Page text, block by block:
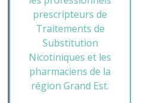
prescripteurs de
Traitements de
Substitution
Nicotiniques et les
pharmaciens de la
région Grand Est.